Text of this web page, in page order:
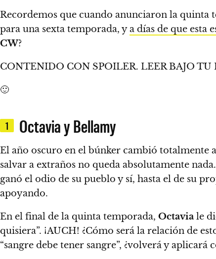
Recordemos que cuando anunciaron la quinta
para una sexta temporada, ya días de que esta
CW?
CONTENIDO CON SPOILER. LEER BAJO TU
🙂
1 Octavia y Bellamy
El año oscuro en el búnker cambió totalmente a
salvar a extraños no queda absolutamente nada
ganó el odio de su pueblo y sí, hasta el de su
apoyando.
En el final de la quinta temporada, Octavia le
quisiera”. ¡AUCH! ¿Cómo será la relación de
“sangre debe tener sangre”, ¿volverá y aplicará